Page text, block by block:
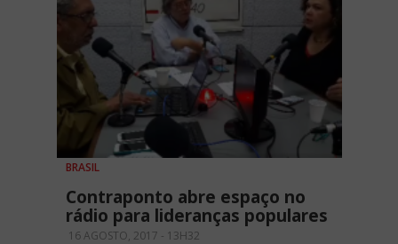
BRASIL
Contraponto abre espaço no
rádio para lideranças populares
16 AGOSTO, 2017 - 13H32